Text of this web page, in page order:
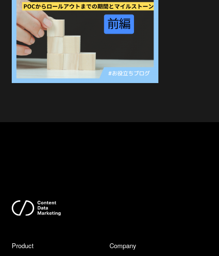
Product Company